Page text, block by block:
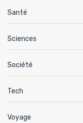
Santé
Sciences
Société
Tech
Voyage